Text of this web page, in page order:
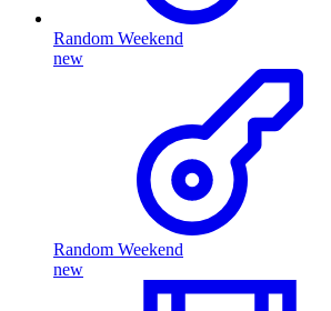
Random Weekend
new
Random Weekend
new